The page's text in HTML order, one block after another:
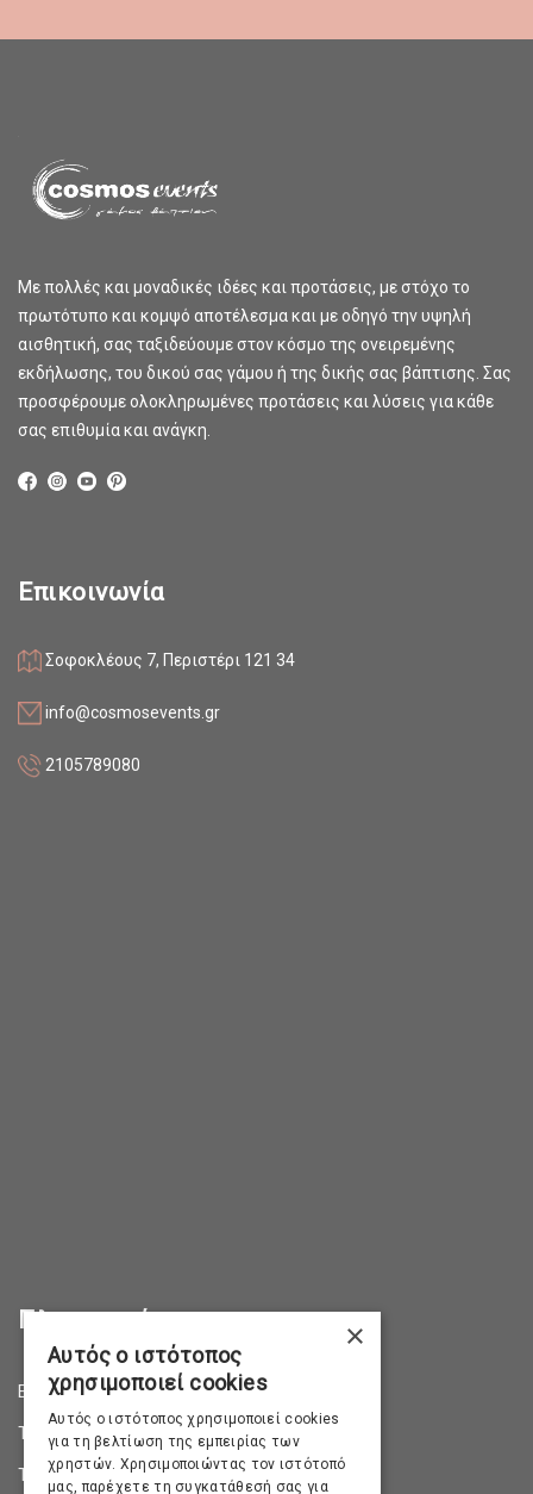
Με πολλές και μοναδικές ιδέες και προτάσεις, με στόχο το
πρωτότυπο και κομψό αποτέλεσμα και με οδηγό την υψηλή
αισθητική, σας ταξιδεύουμε στον κόσμο της ονειρεμένης
εκδήλωσης, του δικού σας γάμου ή της δικής σας βάπτισης. Σας
προσφέρουμε ολοκληρωμένες προτάσεις και λύσεις για κάθε
σας επιθυμία και ανάγκη.
Επικοινωνία
Σοφοκλέους 7, Περιστέρι 121 34
info@cosmosevents.gr
2105789080
Πληροφορίες
Επικοινωνία
Τρόποι Αποστολής
Τρόποι Πληρωμής
×
Αυτός ο ιστότοπος
χρησιμοποιεί cookies
Αυτός ο ιστότοπος χρησιμοποιεί cookies
για τη βελτίωση της εμπειρίας των
χρηστών. Χρησιμοποιώντας τον ιστότοπό
μας, παρέχετε τη συγκατάθεσή σας για